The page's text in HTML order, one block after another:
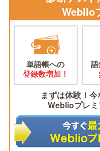
Weblio
単語帳への
登録数増加！
まずは体験！今
Weblioプレミ